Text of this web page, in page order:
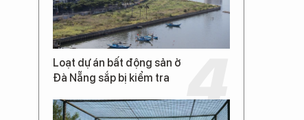
Loạt dự án bất động sản ở
Đà Nẵng sắp bị kiểm tra